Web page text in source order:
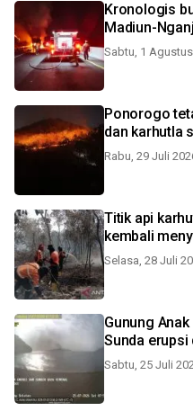
Kronologis
Madiun-
Sabtu, 1
Ponorogo tetapkan
dan karhutla
Rabu, 29 Juli
Titik api
kembali
Selasa, 28 Juli
Gunung
Sunda erupsi
Sabtu, 25 Juli